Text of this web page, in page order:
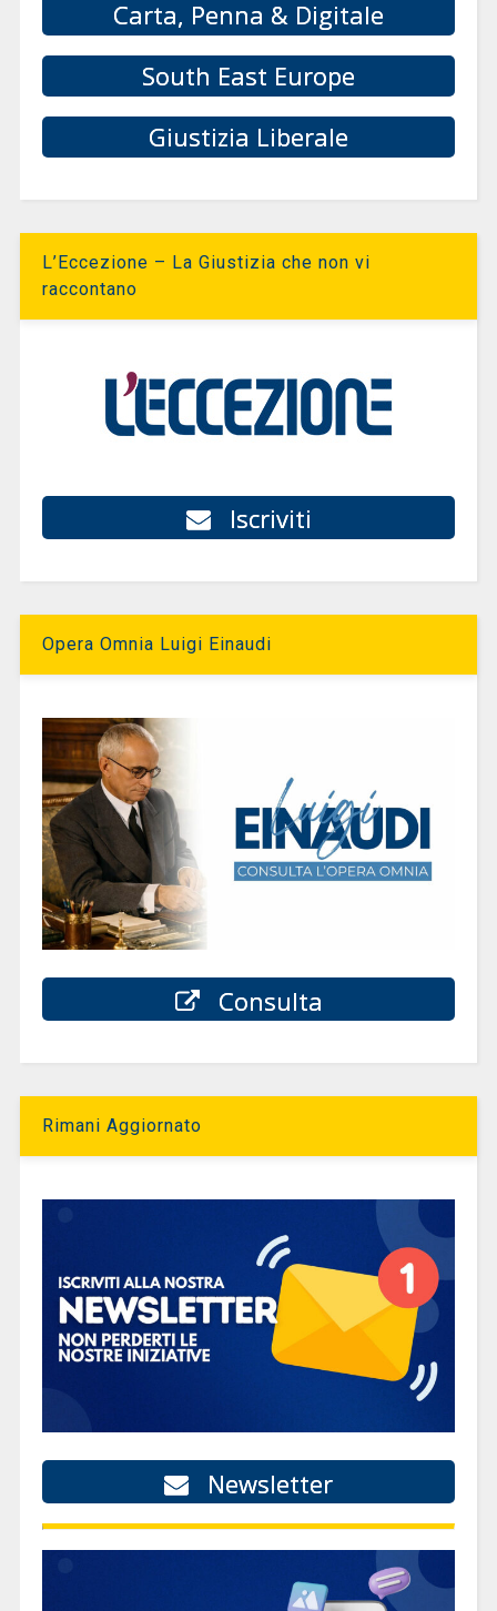
Carta, Penna & Digitale
South East Europe
Giustizia Liberale
L’Eccezione – La Giustizia che non vi
raccontano
Iscriviti
Opera Omnia Luigi Einaudi
Consulta
Rimani Aggiornato
Newsletter